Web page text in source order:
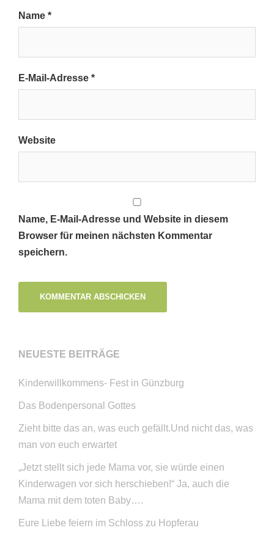
Name *
E-Mail-Adresse *
Website
Name, E-Mail-Adresse und Website in diesem
Browser für meinen nächsten Kommentar
speichern.
NEUESTE BEITRÄGE
Kinderwillkommens- Fest in Günzburg
Das Bodenpersonal Gottes
Zieht bitte das an, was euch gefällt.Und nicht das, was
man von euch erwartet
„Jetzt stellt sich jede Mama vor, sie würde einen
Kinderwagen vor sich herschieben!“ Ja, auch die
Mama mit dem toten Baby….
Eure Liebe feiern im Schloss zu Hopferau